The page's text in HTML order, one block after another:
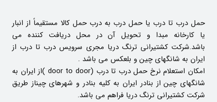
حمل درب تا درب یا حمل درب به درب حمل کالا مستقیماً از انبار
یا کارخانه مبدا و تحویل آن در محل دریافت کننده می
باشد.شرکت کشتیرانی ترنگ دریا مجری سرویس درب تا درب از
ایران به شانگهای چین و بلعکس می باشد .
امکان استعلام نرخ حمل درب تا درب (door to door )از ایران به
شانگهای چین از بنادر ایران به کلیه بنادر و شهرهای چیناز طریق
شرکت کشتیرانی ترنگ دریا فراهم می باشد.